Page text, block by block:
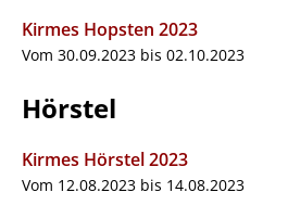
Kirmes Hopsten 2023
Vom 30.09.2023 bis 02.10.2023
Hörstel
Kirmes Hörstel 2023
Vom 12.08.2023 bis 14.08.2023